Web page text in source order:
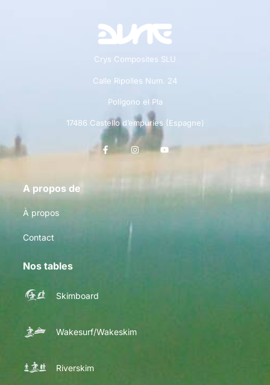
Crys Composites SLU
Calle Ripolles Num. 24
Polígono el Pla
17486 Castello d’empuries (Espagne)
A propos de
À propos
Contact
Nos tables
Skimboard
Wakesurf/Wakeskim
Riverskim